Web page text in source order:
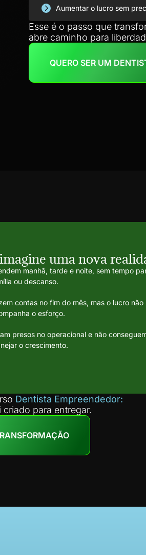
Aumentar o lucro sem
Esse é o passo que
abre caminho para
QUERO SER UM
uma nova
manhã, tarde e noite, sem tempo
ou descanso.
contas no fim do mês, mas o lucro não
o esforço.
presos no operacional e não
o crescimento.
Dentista Empreendedor:
criado para entregar.